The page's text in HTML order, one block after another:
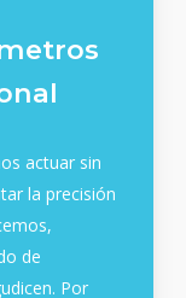
actuar sin
la precisión
de
Por